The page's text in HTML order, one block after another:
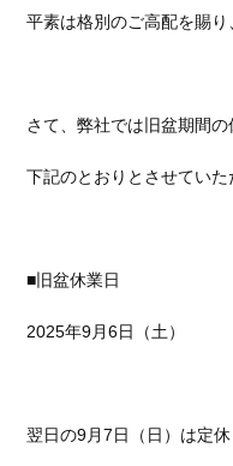
平素は格別のご高配を賜り
さて、弊社では旧盆期間の
下記のとおりとさせていた
■旧盆休業日
2025年9月6日（土）
翌日の9月7日（日）は定休